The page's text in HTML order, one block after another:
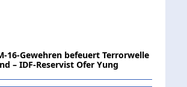
16-Gewehren befeuert Terrorwelle
– IDF-Reservist Ofer Yung